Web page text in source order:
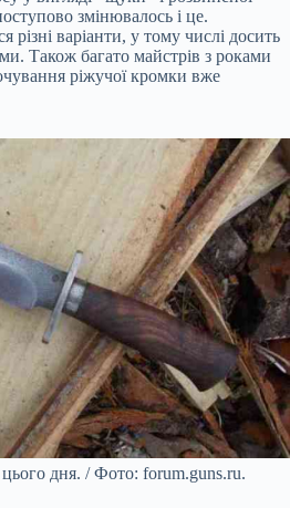
змінювалось і це.
різні варіанти, у тому числі досить
Також багато майстрів з роками
ріжучої кромки вже
дня. / Фото: forum.guns.ru.